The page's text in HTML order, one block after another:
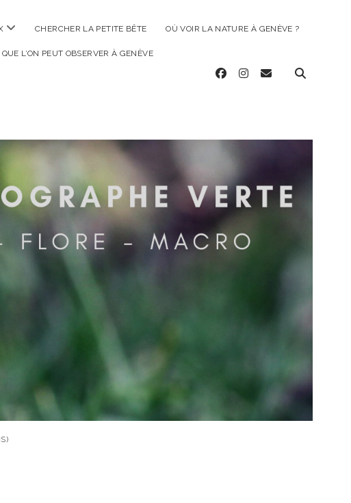
ouvrir
CHERCHER LA PETITE BÊTE OÙ VOIR LA NATURE À GENÈVE ?
L’ON PEUT OBSERVER À GENÈVE
facebookinstagram
email